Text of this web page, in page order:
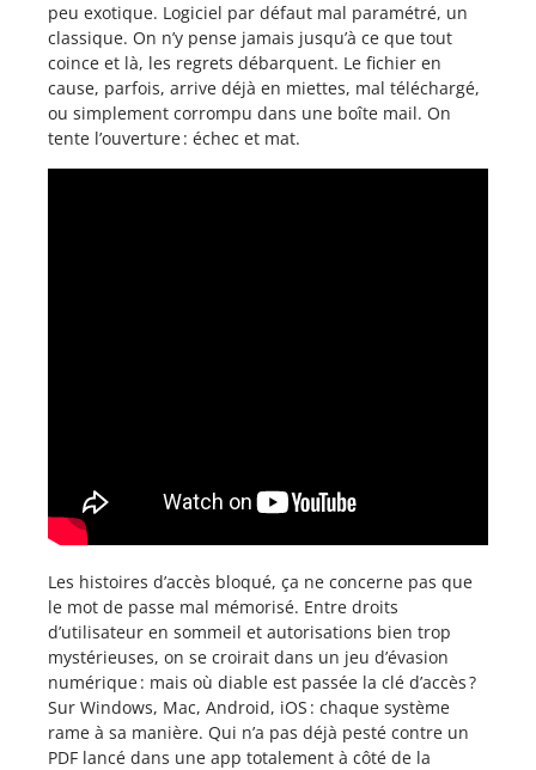
peu exotique. Logiciel par défaut mal paramétré, un
classique. On n’y pense jamais jusqu’à ce que tout
coince et là, les regrets débarquent. Le fichier en
cause, parfois, arrive déjà en miettes, mal téléchargé,
ou simplement corrompu dans une boîte mail. On
tente l’ouverture : échec et mat.
Les histoires d’accès bloqué, ça ne concerne pas que
le mot de passe mal mémorisé. Entre droits
d’utilisateur en sommeil et autorisations bien trop
mystérieuses, on se croirait dans un jeu d’évasion
numérique : mais où diable est passée la clé d’accès ?
Sur Windows, Mac, Android, iOS : chaque système
rame à sa manière. Qui n’a pas déjà pesté contre un
PDF lancé dans une app totalement à côté de la